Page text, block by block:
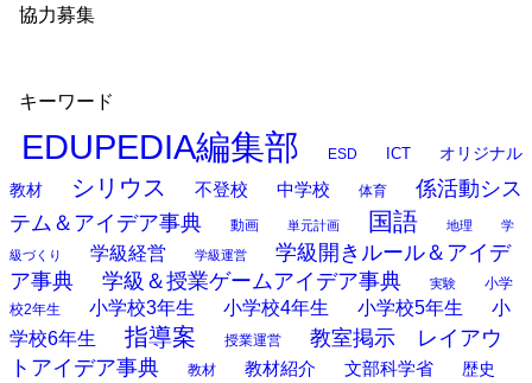
協力募集
キーワード
EDUPEDIA編集部 ESD ICT
オリジナル
教材
シリウス 不登校 中学校 体育
係活動シス
テム＆アイデア事典
動画 単元計画 国語 地理 学
級づくり 学級経営 学級運営
学級開きルール＆アイデ
ア事典
学級＆授業ゲームアイデア事典 実験
小学
校2年生
小学校3年生 小学校4年生 小学校5年生
小
学校6年生
指導案 授業運営
教室掲示 レイアウ
トアイデア事典
教材 教材紹介 文部科学省 歴史